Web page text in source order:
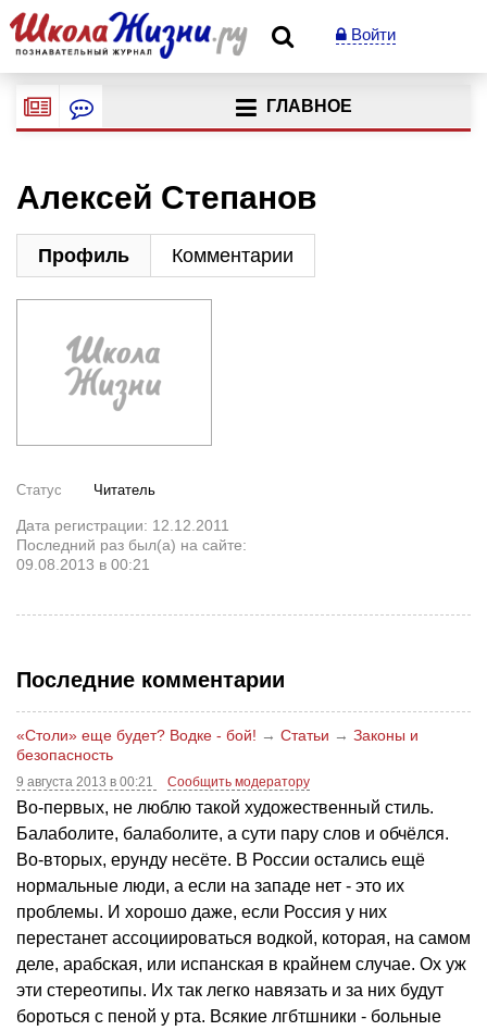
Войти
ГЛАВНОЕ
Алексей Степанов
Профиль Комментарии
Статус Читатель
Дата регистрации: 12.12.2011
Последний раз был(а) на сайте:
09.08.2013 в 00:21
Последние комментарии
«Столи» еще будет? Водке - бой! → Статьи → Законы и
безопасность
9 августа 2013 в 00:21 Сообщить модератору
Во-первых, не люблю такой художественный стиль.
Балаболите, балаболите, а сути пару слов и обчёлся.
Во-вторых, ерунду несёте. В России остались ещё
нормальные люди, а если на западе нет - это их
проблемы. И хорошо даже, если Россия у них
перестанет ассоциироваться водкой, которая, на самом
деле, арабская, или испанская в крайнем случае. Ох уж
эти стереотипы. Их так легко навязать и за них будут
бороться с пеной у рта. Всякие лгбтшники - больные